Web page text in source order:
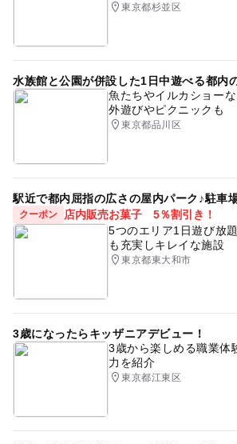
東京都杉並区
水族館と公園が併設した1日中遊べる都内
魚たちやイルカショー
外遊びやピクニックも
東京都品川区
駅近で都内屈指の広さの屋内パーク♪駐車
クーポン
店内販売お菓子 5％割引き！
5つのエリア1日遊び放
も充実しキレイな施設
東京都東大和市
3歳になったらキッザニアデビュー！
3歳から楽しめる職業体
力を紹介
東京都江東区